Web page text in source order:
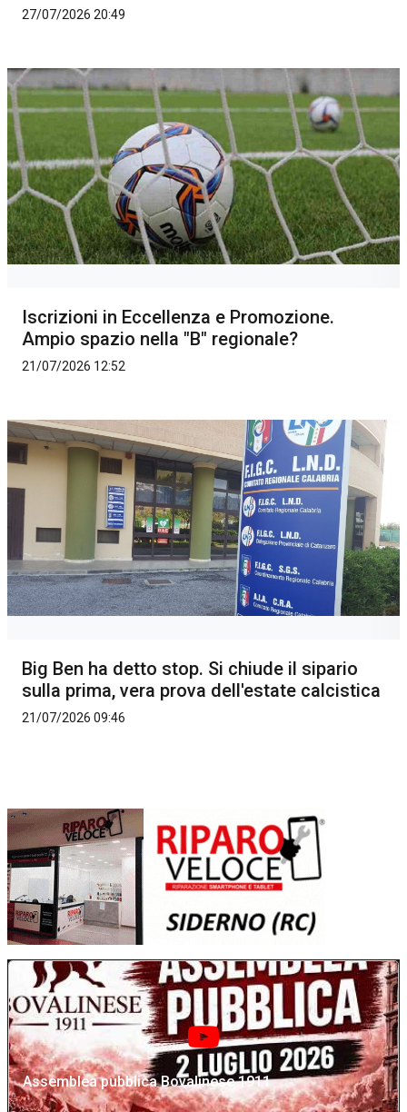
27/07/2026 20:49
Iscrizioni in Eccellenza e Promozione.
Ampio spazio nella "B" regionale?
21/07/2026 12:52
Big Ben ha detto stop. Si chiude il sipario
sulla prima, vera prova dell'estate calcistica
21/07/2026 09:46
Assemblea pubblica Bovalinese 1911